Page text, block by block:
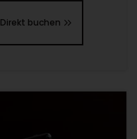
Direkt buchen